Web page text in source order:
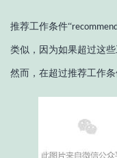
推荐工作条件“
类似，因为如果超过这
然而，在超过推荐工作